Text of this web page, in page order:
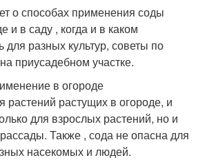
о способах применения соды
и в саду , когда и в каком
для разных культур, советы по
приусадебном участке.
в огороде
растений растущих в огороде, и
для взрослых растений, но и
Также , сода не опасна для
насекомых и людей.